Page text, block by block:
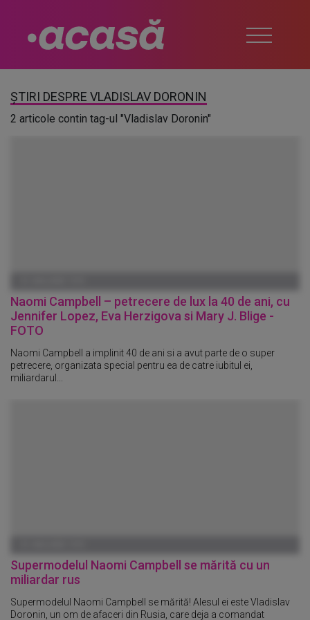
ȘTIRI DESPRE VLADISLAV DORONIN
2 articole contin tag-ul "Vladislav Doronin"
Naomi Campbell – petrecere de lux la 40 de ani, cu
Jennifer Lopez, Eva Herzigova si Mary J. Blige -
FOTO
Naomi Campbell a implinit 40 de ani si a avut parte de o super
petrecere, organizata special pentru ea de catre iubitul ei,
miliardarul...
Supermodelul Naomi Campbell se mărită cu un
miliardar rus
Supermodelul Naomi Campbell se mărită! Alesul ei este Vladislav
Doronin, un om de afaceri din Rusia, care deja a comandat